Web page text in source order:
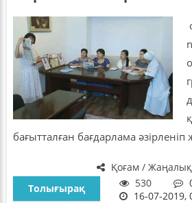
бағытталған бағдарлама әзірленіп
Қоғам /
Толығырақ
530
16-07-2019,